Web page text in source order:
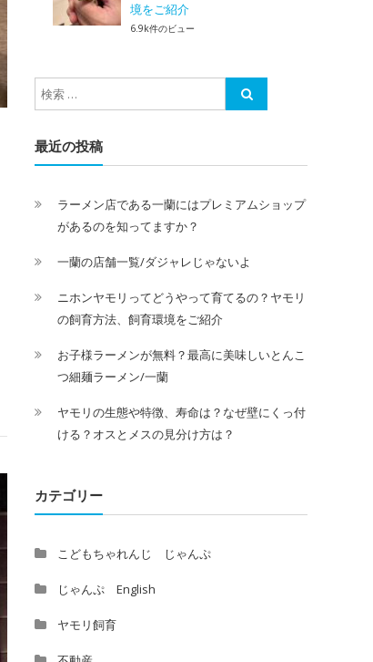
境をご紹介
6.9k件のビュー
最近の投稿
ラーメン店である一蘭にはプレミアムショップ
があるのを知ってますか？
一蘭の店舗一覧/ダジャレじゃないよ
ニホンヤモリってどうやって育てるの？ヤモリ
の飼育方法、飼育環境をご紹介
お子様ラーメンが無料？最高に美味しいとんこ
つ細麺ラーメン/一蘭
ヤモリの生態や特徴、寿命は？なぜ壁にくっ付
ける？オスとメスの見分け方は？
カテゴリー
こどもちゃれんじ じゃんぷ
じゃんぷ English
ヤモリ飼育